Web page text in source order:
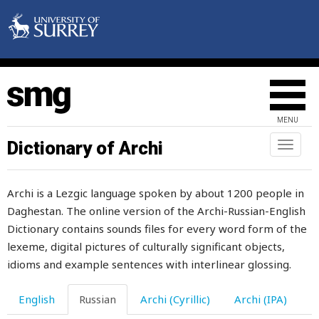
MENU
Toggle
Dictionary of Archi
Archi is a Lezgic language spoken by about 1200 people in
Daghestan. The online version of the Archi-Russian-English
Dictionary contains sounds files for every word form of the
lexeme, digital pictures of culturally significant objects,
idioms and example sentences with interlinear glossing.
English Russian Archi (Cyrillic) Archi (IPA)
бодаться
бодяк
боевой
боец
бойкий
бок
болванка
болезненный